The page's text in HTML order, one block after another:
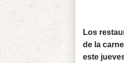
Los
de la
este